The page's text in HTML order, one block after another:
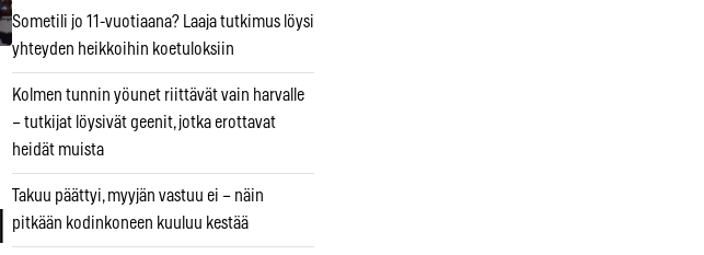
Sometili jo 11-vuotiaana? Laaja tutkimus löysi
yhteyden heikkoihin koetuloksiin
Kolmen tunnin yöunet riittävät vain harvalle
– tutkijat löysivät geenit, jotka erottavat
heidät muista
Takuu päättyi, myyjän vastuu ei – näin
pitkään kodinkoneen kuuluu kestää